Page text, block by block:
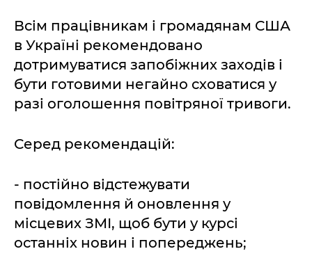
Всім працівникам і громадянам США
в Україні рекомендовано
дотримуватися запобіжних заходів і
бути готовими негайно сховатися у
разі оголошення повітряної тривоги.
Серед рекомендацій:
- постійно відстежувати
повідомлення й оновлення у
місцевих ЗМІ, щоб бути у курсі
останніх новин і попереджень;